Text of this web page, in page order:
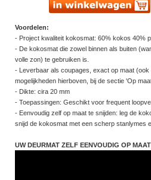
Voordelen:
- Project kwaliteit kokosmat: 60% kokos 40%
- De kokosmat die zowel binnen als buiten
volle zon) te gebruiken is.
- Leverbaar als coupages, exact op maat
mogelijkheden hierboven, bij de sectie 'Op
- Dikte: cira 20 mm
- Toepassingen: Geschikt voor frequent
- Eenvoudig zelf op maat te snijden: leg de
snijd de kokosmat met een scherp stanlymes
UW DEURMAT ZELF EENVOUDIG OP